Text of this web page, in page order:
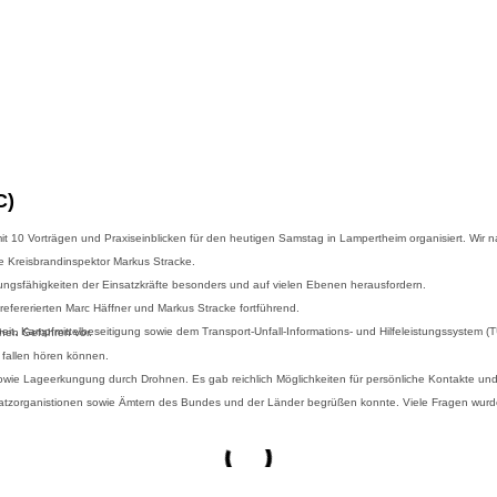
Vorträgen und Praxiseinblicken für den heutigen Samstag in Lampertheim organisiert. Wir
Markus Stracke.
der Einsatzkräfte besonders und auf vielen Ebenen herausfordern.
Marc Häffner und Markus Stracke fortführend.
Kampfmittelbeseitigung sowie dem Transport-Unfall-Informations- und Hilfeleistungssystem
biologischen Gefahren vor.
hören können.
Lageerkungung durch Drohnen. Es gab reichlich Möglichkeiten für persönliche Kontakte